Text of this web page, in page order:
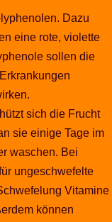
Dazu
eine rote, violette
sollen die
sich die Frucht
sie einige Tage im
waschen. Bei
ungeschwefelte
Vitamine
können